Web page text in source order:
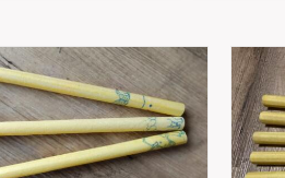
DO KOŠÍKU /
RYCHLÝ NÁHLED